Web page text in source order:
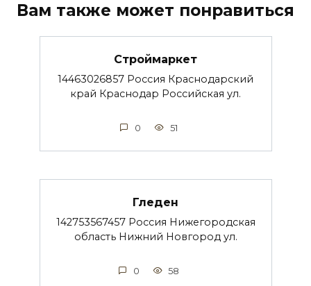
Вам также может понравиться
Строймаркет
14463026857 Россия Краснодарский
край Краснодар Российская ул.
0 51
Гледен
142753567457 Россия Нижегородская
область Нижний Новгород ул.
0 58